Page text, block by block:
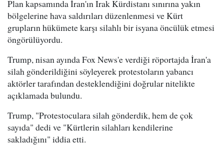
Plan kapsamında İran'ın Irak Kürdistanı sınırına yakın
bölgelerine hava saldırıları düzenlenmesi ve Kürt
grupların hükümete karşı silahlı bir isyana öncülük etmesi
öngörülüyordu.
Trump, nisan ayında Fox News'e verdiği röportajda İran'a
silah gönderildiğini söyleyerek protestoların yabancı
aktörler tarafından desteklendiğini doğrular nitelikte
açıklamada bulundu.
Trump, "Protestoculara silah gönderdik, hem de çok
sayıda" dedi ve "Kürtlerin silahları kendilerine
sakladığını" iddia etti.